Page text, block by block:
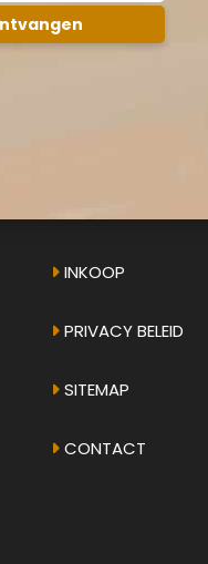
OVER ONS
INKOOP
PRIVACY BELEID
SITEMAP
CONTACT